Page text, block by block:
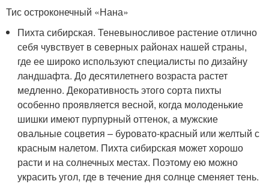
Тис остроконечный «Нана»
Пихта сибирская. Теневыносливое растение отлично
себя чувствует в северных районах нашей страны,
где ее широко используют специалисты по дизайну
ландшафта. До десятилетнего возраста растет
медленно. Декоративность этого сорта пихты
особенно проявляется весной, когда молоденькие
шишки имеют пурпурный оттенок, а мужские
овальные соцветия – буровато-красный или желтый с
красным налетом. Пихта сибирская может хорошо
расти и на солнечных местах. Поэтому ею можно
украсить угол, где в течение дня солнце сменяет тень.